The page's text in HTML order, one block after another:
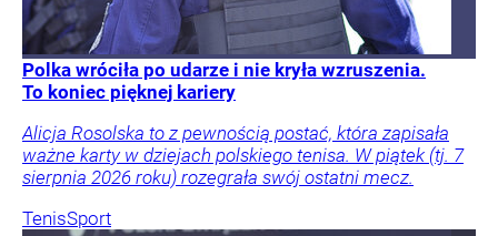
Polka wróciła po udarze i nie kryła wzruszenia.
To koniec pięknej kariery
Alicja Rosolska to z pewnością postać, która zapisała
ważne karty w dziejach polskiego tenisa. W piątek (tj. 7
sierpnia 2026 roku) rozegrała swój ostatni mecz.
TenisSport